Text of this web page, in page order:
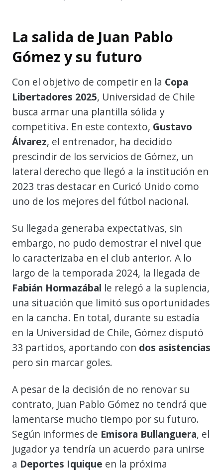
La salida de Juan Pablo
Gómez y su futuro
Con el objetivo de competir en la Copa
Libertadores 2025, Universidad de Chile
busca armar una plantilla sólida y
competitiva. En este contexto, Gustavo
Álvarez, el entrenador, ha decidido
prescindir de los servicios de Gómez, un
lateral derecho que llegó a la institución en
2023 tras destacar en Curicó Unido como
uno de los mejores del fútbol nacional.
Su llegada generaba expectativas, sin
embargo, no pudo demostrar el nivel que
lo caracterizaba en el club anterior. A lo
largo de la temporada 2024, la llegada de
Fabián Hormazábal le relegó a la suplencia,
una situación que limitó sus oportunidades
en la cancha. En total, durante su estadía
en la Universidad de Chile, Gómez disputó
33 partidos, aportando con dos asistencias
pero sin marcar goles.
A pesar de la decisión de no renovar su
contrato, Juan Pablo Gómez no tendrá que
lamentarse mucho tiempo por su futuro.
Según informes de Emisora Bullanguera, el
jugador ya tendría un acuerdo para unirse
a Deportes Iquique en la próxima